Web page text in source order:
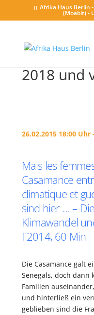
Afrika Haus Berlin
(Moabit) -
2018 und
26.02.2015 18:00 Uhr
Mais les
Casamance
climatique et
sind hier … –
Klimawandel
F2014, 60 Min
Die Casamance galt
Senegals, doch dann
Familien
und hinterließ ein
geblieben sind die